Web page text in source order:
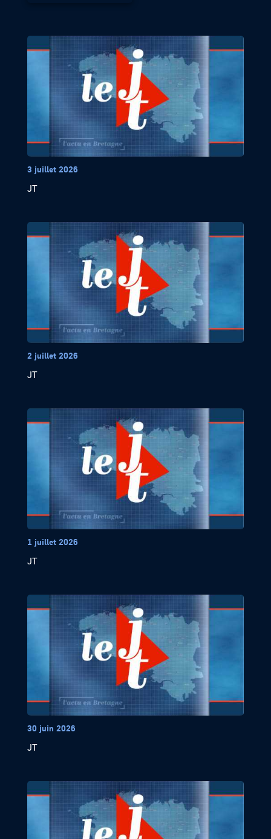
3 juillet 2026
JT
2 juillet 2026
JT
1 juillet 2026
JT
30 juin 2026
JT